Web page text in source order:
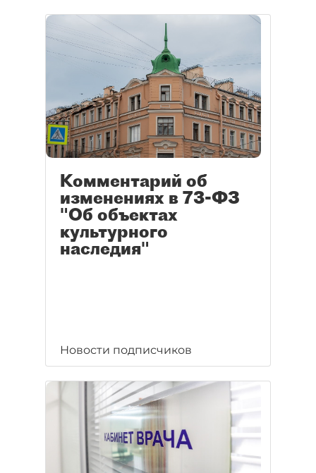
Комментарий об
изменениях в 73-ФЗ
"Об объектах
культурного
наследия"
Новости подписчиков